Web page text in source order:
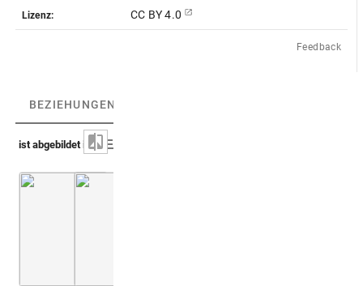
Lizenz: CC BY 4.0
Feedback
BEZIEHUNGEN
ist abgebildet in